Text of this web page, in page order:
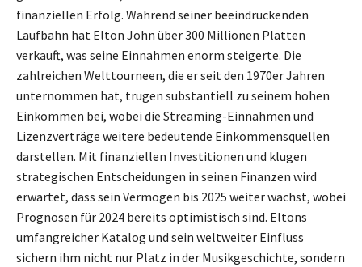
finanziellen Erfolg. Während seiner beeindruckenden
Laufbahn hat Elton John über 300 Millionen Platten
verkauft, was seine Einnahmen enorm steigerte. Die
zahlreichen Welttourneen, die er seit den 1970er Jahren
unternommen hat, trugen substantiell zu seinem hohen
Einkommen bei, wobei die Streaming-Einnahmen und
Lizenzverträge weitere bedeutende Einkommensquellen
darstellen. Mit finanziellen Investitionen und klugen
strategischen Entscheidungen in seinen Finanzen wird
erwartet, dass sein Vermögen bis 2025 weiter wächst, wobei
Prognosen für 2024 bereits optimistisch sind. Eltons
umfangreicher Katalog und sein weltweiter Einfluss
sichern ihm nicht nur Platz in der Musikgeschichte, sondern